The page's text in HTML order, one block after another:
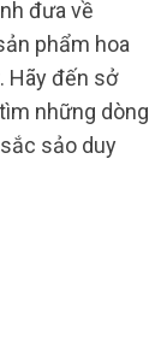
đưa về
phẩm hoa
Hãy đến sở
những dòng
sảo duy